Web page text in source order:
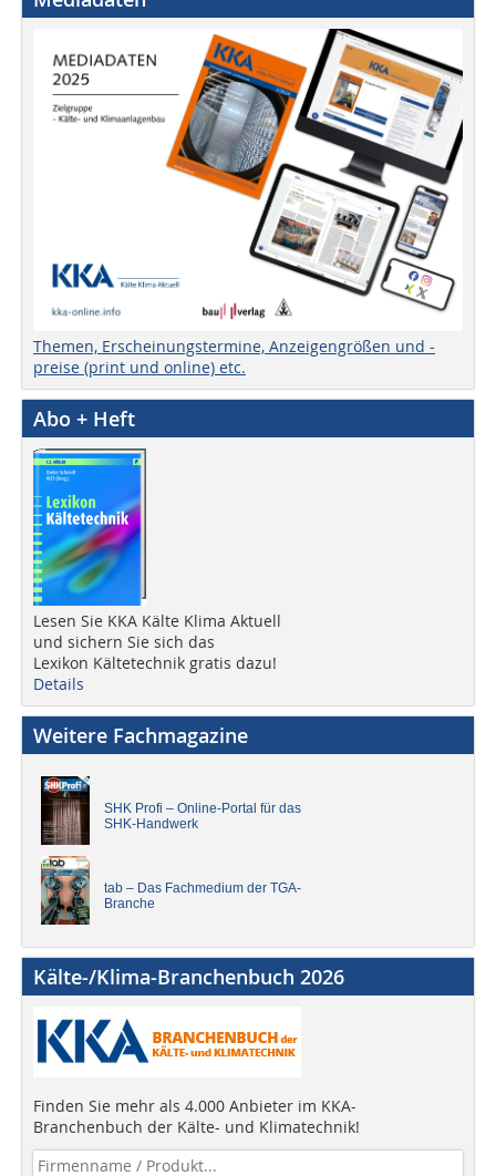
Themen, Erscheinungstermine, Anzeigengrößen und -
preise (print und online) etc.
Abo + Heft
Lesen Sie KKA Kälte Klima Aktuell
und sichern Sie sich das
Lexikon Kältetechnik gratis dazu!
Details
Weitere Fachmagazine
SHK Profi – Online-Portal für das
SHK-Handwerk
tab – Das Fachmedium der TGA-
Branche
Kälte-/Klima-Branchenbuch 2026
Finden Sie mehr als 4.000 Anbieter im KKA-
Branchenbuch der Kälte- und Klimatechnik!